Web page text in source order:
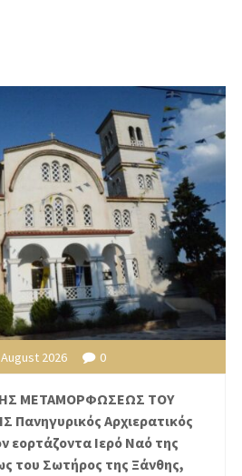
2026 0
ΜΕΤΑΜΟΡΦΩΣΕΩΣ ΤΟΥ
Αρχιερατικός
εορτάζοντα Ιερό Ναό της
του Σωτήρος της Ξάνθης,